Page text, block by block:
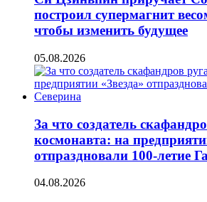
построил супермагнит
чтобы изменить будущее
05.08.2026
За что создатель
космонавта: на
отпраздновали 100-летие
04.08.2026